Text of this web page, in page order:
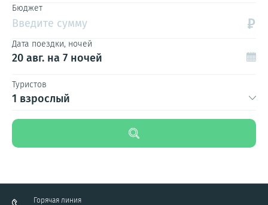
Бюджет
Введите сумму ₽
Дата поездки, ночей
20 авг. на 7 ночей
Туристов
1 взрослый
Горячая линия